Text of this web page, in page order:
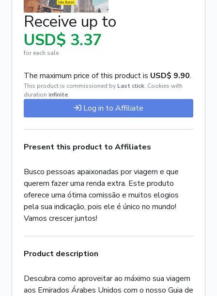
Receive up to
USD$ 3.37
for each sale
The maximum price of this product is USD$ 9.90.
This product is commissioned by Last click, Cookies with
duration infinite.
Log in to Affiliate
Present this product to Affiliates
Busco pessoas apaixonadas por viagem e que
querem fazer uma renda extra. Este produto
oferece uma ótima comissão e muitos elogios
pela sua indicação, pois ele é único no mundo!
Vamos crescer juntos!
Product description
Descubra como aproveitar ao máximo sua viagem
aos Emirados Árabes Unidos com o nosso Guia de